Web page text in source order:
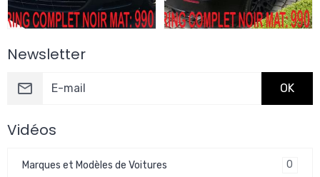
Newsletter
OK
Vidéos
Marques et Modèles de Voitures 0